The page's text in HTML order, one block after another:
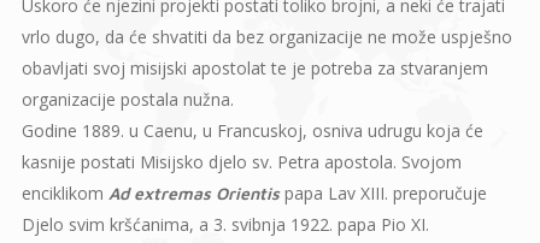
Uskoro će njezini projekti postati toliko brojni, a neki će trajati
vrlo dugo, da će shvatiti da bez organizacije ne može uspješno
obavljati svoj misijski apostolat te je potreba za stvaranjem
organizacije postala nužna.
Godine 1889. u Caenu, u Francuskoj, osniva udrugu koja će
kasnije postati Misijsko djelo sv. Petra apostola. Svojom
enciklikom Ad extremas Orientispapa Lav XIII. preporučuje
Djelo svim kršćanima, a 3. svibnja 1922. papa Pio XI.